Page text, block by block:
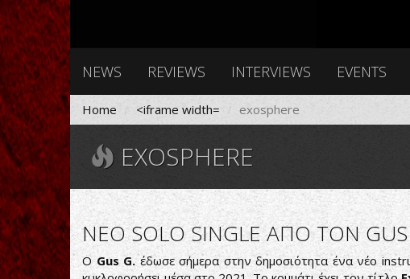
NEWS REVIEWS INTERVIEWS EVENTS
Home <iframe width= exosphere
EXOSPHERE
NEO SOLO SINGLE ΑΠΟ ΤΟΝ GUS
ΟGus G.έδωσε σήμερα στην δημοσιότητα ένα νέο